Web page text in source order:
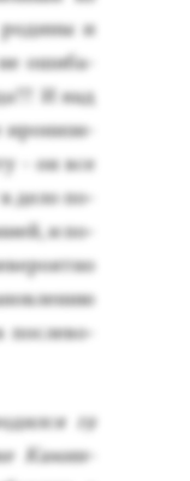
и
оши­ба­
И над
иро­низи­
- он все
де­ло по­
и по­
пос­ле­во­
19
Ка­мин­